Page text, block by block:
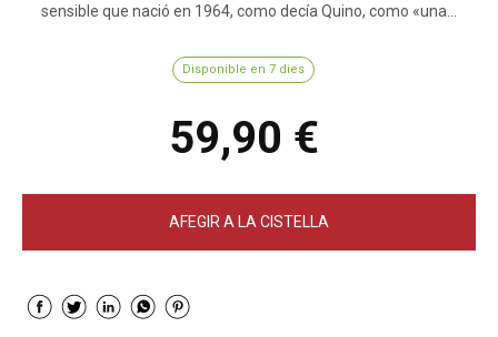
sensible que nació en 1964, como decía Quino, como «una...
Disponible en 7 dies
59,90 €
AFEGIR A LA CISTELLA